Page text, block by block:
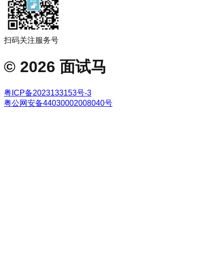
扫码关注服务号
© 2026 面试马
粤ICP备2023133153号-3
粤公网安备44030002008040号